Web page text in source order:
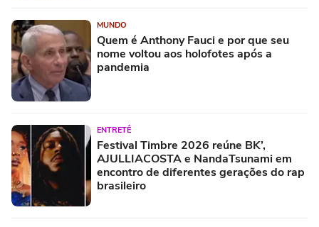
MUNDO
Quem é Anthony Fauci e por que seu
nome voltou aos holofotes após a
pandemia
ENTRETÊ
Festival Timbre 2026 reúne BK’,
AJULLIACOSTA e NandaTsunami em
encontro de diferentes gerações do rap
brasileiro